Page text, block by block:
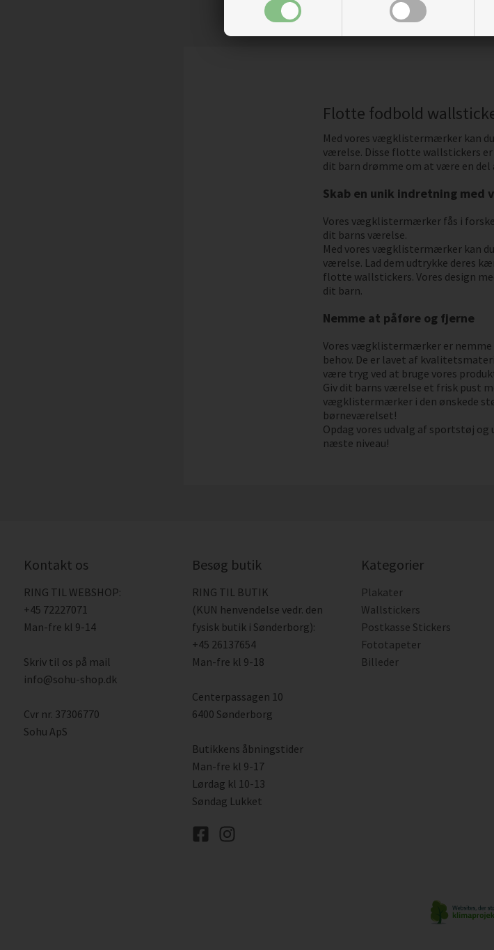
Flotte fodbold
Med vores vægklistermærker kan
værelse. Disse flotte wallstickers
dit barn drømme om at være en
Skab en unik indretning
Vores vægklistermærker fås i
dit barns værelse.
Med vores vægklistermærker kan
værelse. Lad dem udtrykke deres
flotte wallstickers. Vores design
dit barn.
Nemme at påføre og fjerne
Vores vægklistermærker er nemme
behov. De er lavet af
være tryg ved at bruge vores
Giv dit barns værelse et frisk pust
vægklistermærker i den ønskede
børneværelset!
Opdag vores udvalg af sportstøj og
næste niveau!
Kontakt os
RING TIL WEBSHOP:
+45 72227071
Man-fre kl 9-14
Skriv til os på mail
info@sohu-shop.dk
Cvr nr. 37306770
Sohu ApS
Besøg butik
RING TIL BUTIK
(KUN henvendelse vedr. den
fysisk butik i Sønderborg):
+45 26137654
Man-fre kl 9-18
Centerpassagen 10
6400 Sønderborg
Butikkens åbningstider
Man-fre kl 9-17
Lørdag kl 10-13
Søndag Lukket
Kategorier
Plakater
Wallstickers
Postkasse Stickers
Fototapeter
Billeder